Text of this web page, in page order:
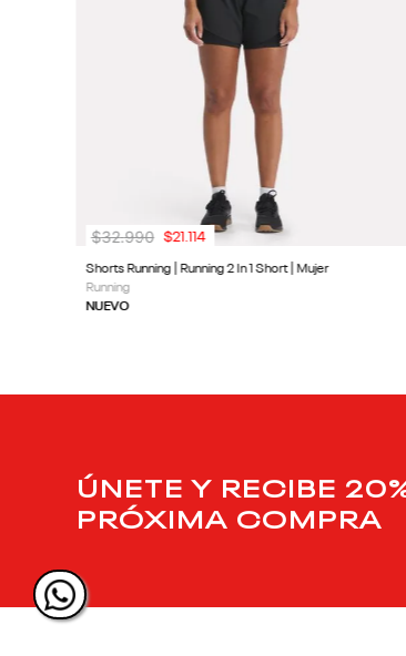
Shorts Running | Running 2 In 1 Short | Mujer
Running
NUEVO
$32.990 $21.114
ÚNETE Y RECIBE
PRÓXIMA COMPRA